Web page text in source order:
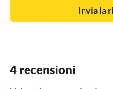
Invia la
4 recensioni